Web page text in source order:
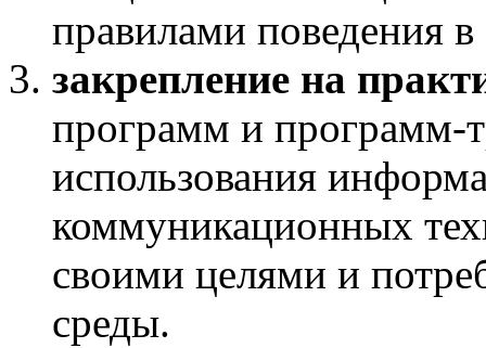
правилами поведения
закрепление на
программ и программ-
использования
коммуникационных
своими целями и
среды.